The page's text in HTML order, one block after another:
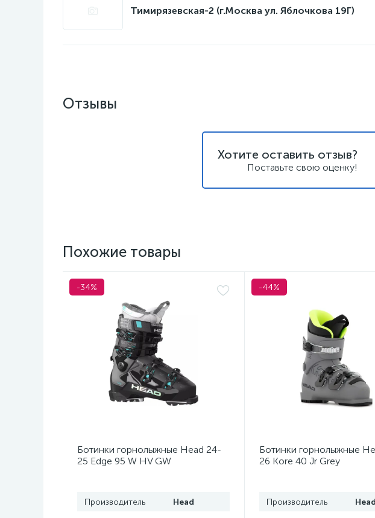
Тимирязевская-2 (г.Москва ул. Яблочкова 19Г)
Отзывы
Хотите оставить отзыв?
Поставьте свою оценку!
Похожие товары
-34%
Ботинки горнолыжные Head 24-
25 Edge 95 W HV GW
Производитель Head
-44%
Ботинки горнолыжные
26 Kore 40 Jr Grey
Производитель Head